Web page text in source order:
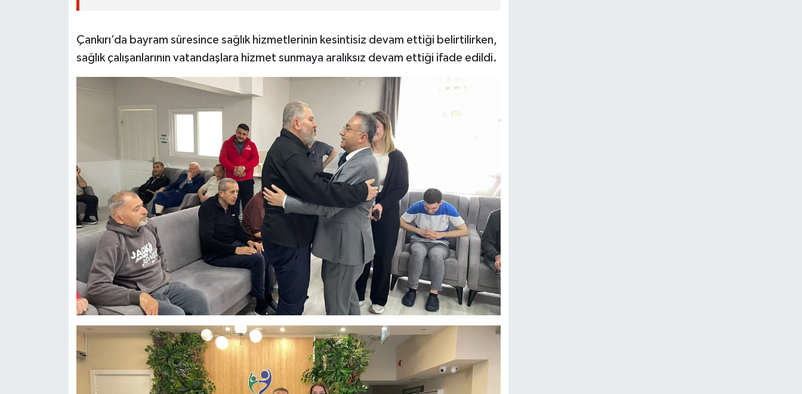
Çankırı’da bayram süresince sağlık hizmetlerinin kesintisiz devam ettiği belirtilirken,
sağlık çalışanlarının vatandaşlara hizmet sunmaya aralıksız devam ettiği ifade edildi.